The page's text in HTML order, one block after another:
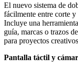
El nuevo sistema de
fácilmente entre corte y
Incluye una
guía, marcas o trazos
para proyectos
Pantalla táctil y